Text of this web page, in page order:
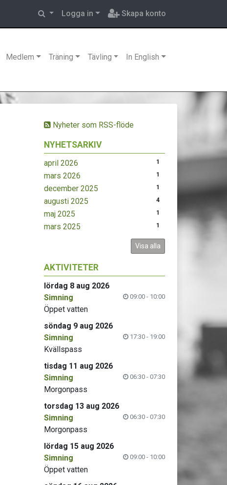
Logga in Skapa konto
Medlem Träning Tävling In English
Nyheter som RSS-flöde
NYHETSARKIV
april 2026 1
mars 2026 1
december 2025 1
augusti 2025 4
maj 2025 1
mars 2025 1
Visa alla
AKTIVITETER
lördag 8 aug 2026
Simning
09:00 - 10:00
Öppet vatten
söndag 9 aug 2026
Simning
17:30 - 19:00
Kvällspass
tisdag 11 aug 2026
Simning
06:30 - 07:30
Morgonpass
torsdag 13 aug 2026
Simning
06:30 - 07:30
Morgonpass
lördag 15 aug 2026
Simning
09:00 - 10:00
Öppet vatten